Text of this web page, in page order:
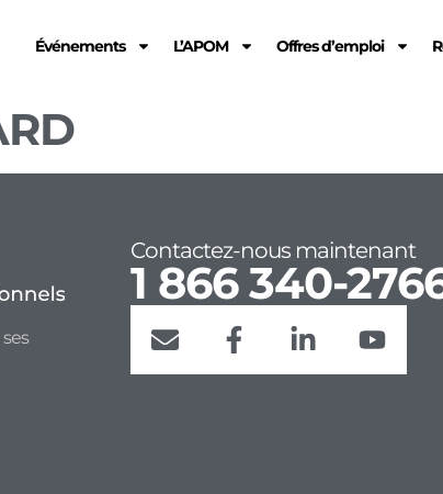
Événements L’APOM Offres d’emploi
Contactez-nous maintenant
1 866 340-